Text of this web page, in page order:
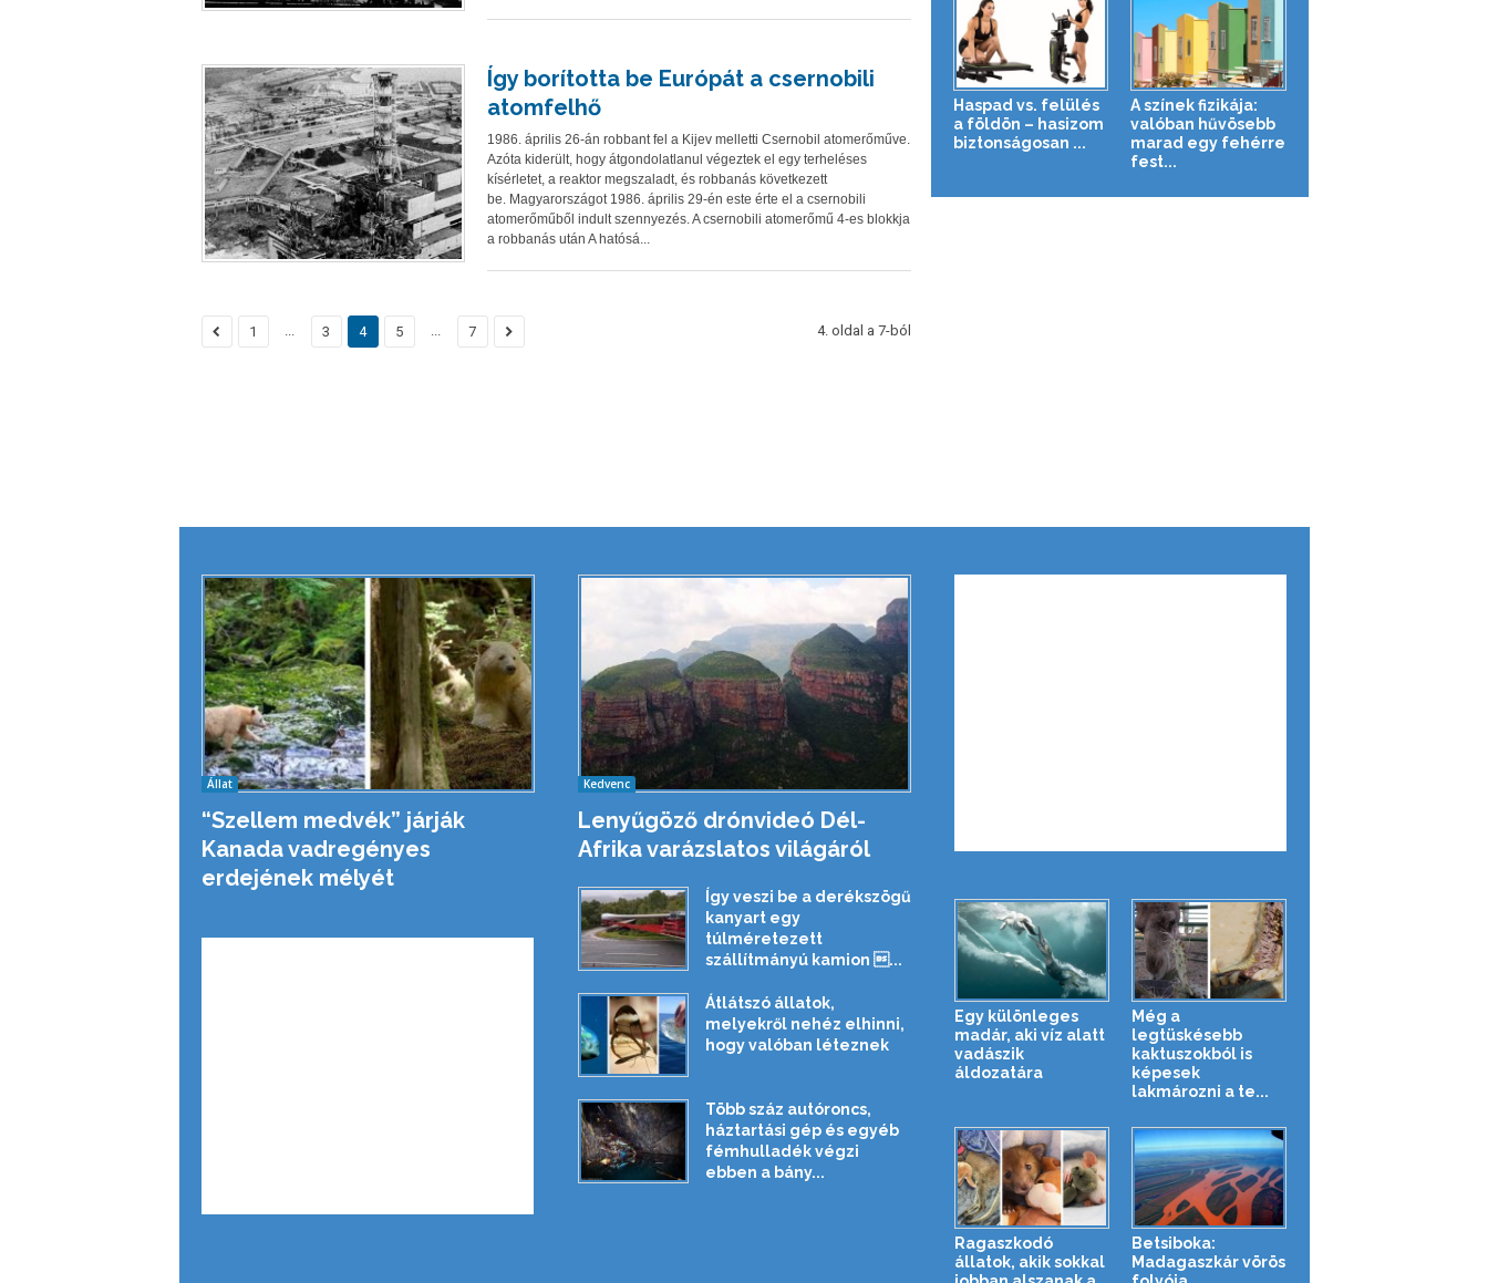
Így borította be Európát a csernobili
atomfelhő
1986. április 26-án robbant fel a Kijev melletti Csernobil atomerőműve.
Azóta kiderült, hogy átgondolatlanul végeztek el egy terheléses
kísérletet, a reaktor megszaladt, és robbanás következett
be. Magyarországot 1986. április 29-én este érte el a csernobili
atomerőműből indult szennyezés. A csernobili atomerőmű 4-es blokkja
a robbanás után A hatósá...
1 3 4 5 7 4. oldal a 7-ból
Haspad vs. felülés
a földön – hasizom
biztonságosan ...
A színek fizikája:
valóban hűvösebb
marad egy fehérre
fest...
Állat
“Szellem medvék” járják
Kanada vadregényes
erdejének mélyét
Kedvenc
Lenyűgöző drónvideó Dél-
Afrika varázslatos világáról
Így veszi be a derékszögű
kanyart egy
túlméretezett
szállítmányú kamion ...
Átlátszó állatok,
melyekről nehéz elhinni,
hogy valóban léteznek
Több száz autóroncs,
háztartási gép és egyéb
fémhulladék végzi
ebben a bány...
Egy különleges
madár, aki víz alatt
vadászik
áldozatára
Még a
legtüskésebb
kaktuszokból is
képesek
lakmározni a te...
Ragaszkodó
állatok, akik sokkal
Betsiboka:
Madagaszkár vörös